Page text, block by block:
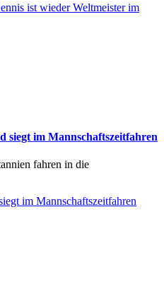
ist wieder Weltmeister im
siegt im Mannschaftszeitfahren
fahren in die
im Mannschaftszeitfahren